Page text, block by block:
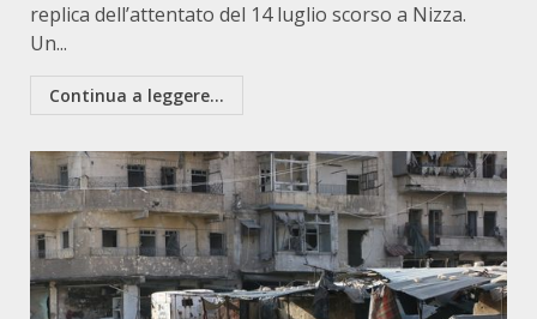
replica dell’attentato del 14 luglio scorso a Nizza.
Un...
Continua a leggere...